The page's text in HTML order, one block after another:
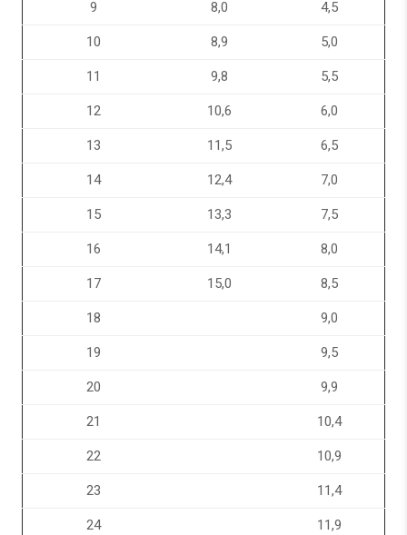
9 8,0 4,5
10 8,9 5,0
11 9,8 5,5
12 10,6 6,0
13 11,5 6,5
14 12,4 7,0
15 13,3 7,5
16 14,1 8,0
17 15,0 8,5
18 9,0
19 9,5
20 9,9
21 10,4
22 10,9
23 11,4
24 11,9